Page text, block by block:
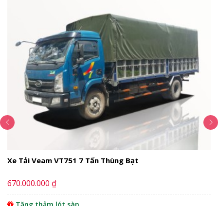
Bảng điều khiển trung tâm
Vô lăng tay lái
Vận hành
Khung gầm
Hộp số
An toàn
Có nên mua xe tải Hyundai New Mighty?
Mua xe tải Hyundai New Mighty tại đâu uy
tín?
Thùng xe
THÔNG SỐ KỸ THUẬT
Động cơ
Lốp xe
Hệ thống lái
Video Đánh Giá Xe Tải Hyundai New Mighty
Xe Tải Veam VT751 7 Tấn Thùng Bạt
670.000.000 ₫
Tặng thảm lót sàn